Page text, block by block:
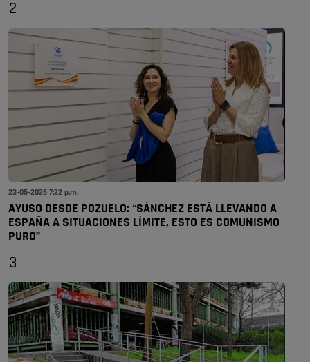
2
23-05-2025 7:22 p.m.
AYUSO DESDE POZUELO: “SÁNCHEZ ESTÁ LLEVANDO A
ESPAÑA A SITUACIONES LÍMITE, ESTO ES COMUNISMO
PURO”
3